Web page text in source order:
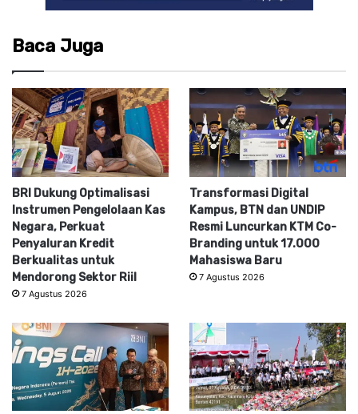
Baca Juga
BRI Dukung Optimalisasi
Instrumen Pengelolaan Kas
Negara, Perkuat
Penyaluran Kredit
Berkualitas untuk
Mendorong Sektor Riil
7 Agustus 2026
Transformasi Digital
Kampus, BTN dan UNDIP
Resmi Luncurkan KTM Co-
Branding untuk 17.000
Mahasiswa Baru
7 Agustus 2026